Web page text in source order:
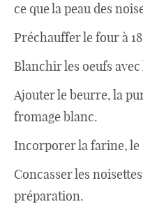
ce que la peau des
Préchauffer le four à
Blanchir les oeufs
Ajouter le beurre, la
fromage blanc.
Incorporer la farine, le
Concasser les
préparation.